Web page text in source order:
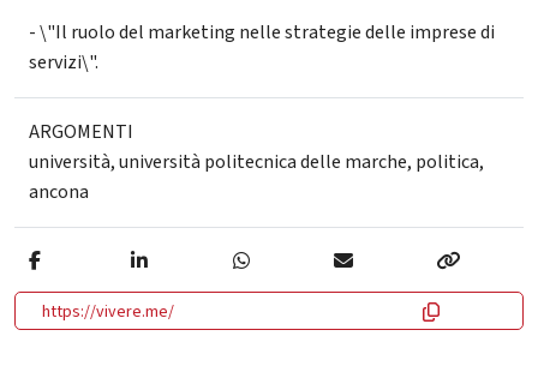
- \"Il ruolo del marketing nelle strategie delle imprese di
servizi\".
ARGOMENTI
università,università politecnica delle marche, politica,
ancona
https://vivere.me/